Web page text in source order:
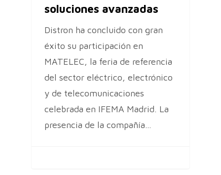
soluciones avanzadas
Distron ha concluido con gran
éxito su participación en
MATELEC, la feria de referencia
del sector eléctrico, electrónico
y de telecomunicaciones
celebrada en IFEMA Madrid. La
presencia de la compañía…